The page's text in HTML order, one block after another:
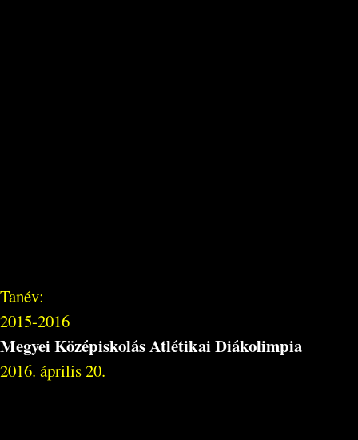
Tanév:
2015-2016
Megyei Középiskolás Atlétikai Diákolimpia
2016. április 20.